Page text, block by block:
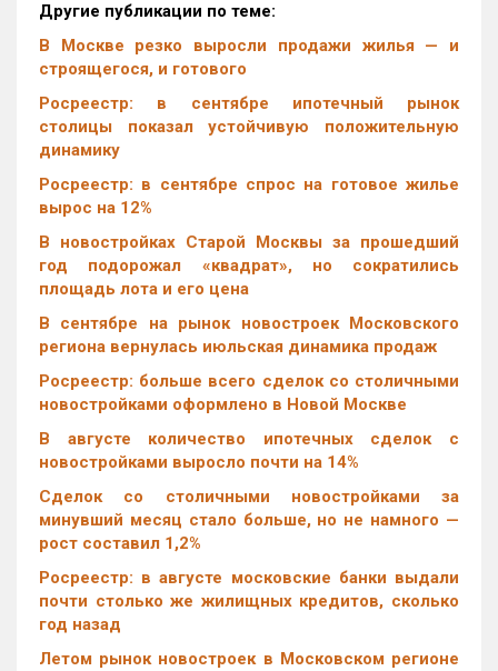
Другие публикации по теме:
В Москве резко выросли продажи жилья — и
строящегося, и готового
Росреестр: в сентябре ипотечный рынок
столицы показал устойчивую положительную
динамику
Росреестр: в сентябре спрос на готовое жилье
вырос на 12%
В новостройках Старой Москвы за прошедший
год подорожал «квадрат», но сократились
площадь лота и его цена
В сентябре на рынок новостроек Московского
региона вернулась июльская динамика продаж
Росреестр: больше всего сделок со столичными
новостройками оформлено в Новой Москве
В августе количество ипотечных сделок с
новостройками выросло почти на 14%
Cделок со столичными новостройками за
минувший месяц стало больше, но не намного —
рост составил 1,2%
Росреестр: в августе московские банки выдали
почти столько же жилищных кредитов, сколько
год назад
Летом рынок новостроек в Московском регионе